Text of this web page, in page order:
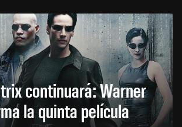
continuará: Warner
la quinta película